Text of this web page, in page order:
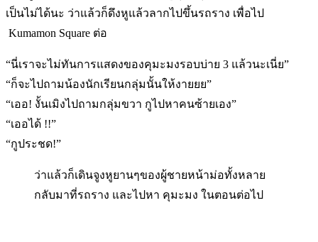
เป็นไม่ได้นะ ว่าแล้วก็ดึงหูแล้วลากไปขึ้นรถราง เพื่อไป
Kumamon Square ต่อ
“นี่เราจะไม่ทันการแสดงของคุมะมงรอบบ่าย 3 แล้วนะเนี่ย”
“ก็จะไปถามน้องนักเรียนกลุ่มนั้นให้งายยย”
“เออ! งั้นเมิงไปถามกลุ่มขวา กูไปหาคนซ้ายเอง”
“เออได้ !!”
“กูประชด!”
ว่าแล้วก็เดินจูงหูยานๆของผู้ชายหน้าม่อทั้งหลาย
กลับมาที่รถราง และไปหา คุมะมง ในตอนต่อไป